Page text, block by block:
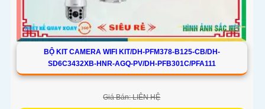
BỘ KIT CAMERA WIFI KIT/DH-PFM378-B125-CB/DH-
SD6C3432XB-HNR-AGQ-PV/DH-PFB301C/PFA111
Giá Bán: LIÊN HỆ